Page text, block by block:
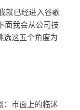
就已经进入谷歌
面我会从公司技
选这五个角度为
：市面上的临沭